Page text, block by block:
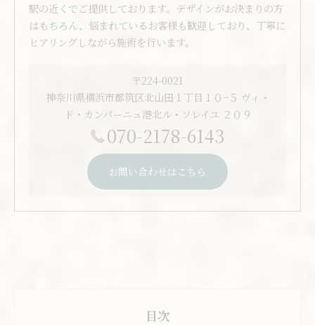
駅の近くでご提供しております。デザインがお決まりの方
はもちろん、悩まれているお客様も歓迎しており、丁寧に
ヒアリングしながら施術を行います。
〒224-0021
神奈川県横浜市都筑区北山田１丁目１０−５ ヴィ・
ド・カンパーニュ港北ル・ソレイユ ２０９
070-2178-6143
お問い合わせはこちら
目次